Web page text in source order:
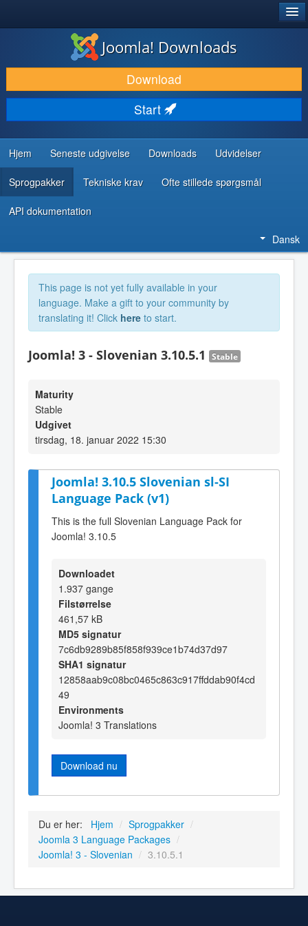
DOWNLOAD & UDVID
OPDAG & LÆR
FÆLLESSKABET & SUPPORT
UDVIKLERRESSOURCER
Joomla! Downloads
Download
Start
Hjem Seneste udgivelse Downloads Udvidelser
Sprogpakker Tekniske krav Ofte stillede spørgsmål
API dokumentation
Dansk
This page is not yet fully available in your
language. Make a gift to your community by
translating it! Click here to start.
Joomla! 3 - Slovenian 3.10.5.1 Stable
Maturity
Stable
Udgivet
tirsdag, 18. januar 2022 15:30
Joomla! 3.10.5 Slovenian sl-SI
Language Pack (v1)
This is the full Slovenian Language Pack for
Joomla! 3.10.5
Downloadet
1.937 gange
Filstørrelse
461,57 kB
MD5 signatur
7c6db9289b85f858f939ce1b74d37d97
SHA1 signatur
12858aab9c08bc0465c863c917ffddab90f4cd
49
Environments
Joomla! 3 Translations
Download nu
Du er her: Hjem / Sprogpakker /
Joomla 3 Language Packages /
Joomla! 3 - Slovenian / 3.10.5.1